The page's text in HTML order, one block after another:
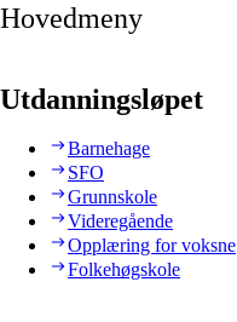
Hovedmeny
Utdanningsløpet
Barnehage
SFO
Grunnskole
Videregående
Opplæring for voksne
Folkehøgskole